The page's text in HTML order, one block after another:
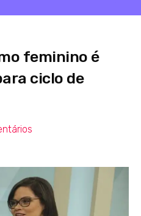
feminino é
ciclo de